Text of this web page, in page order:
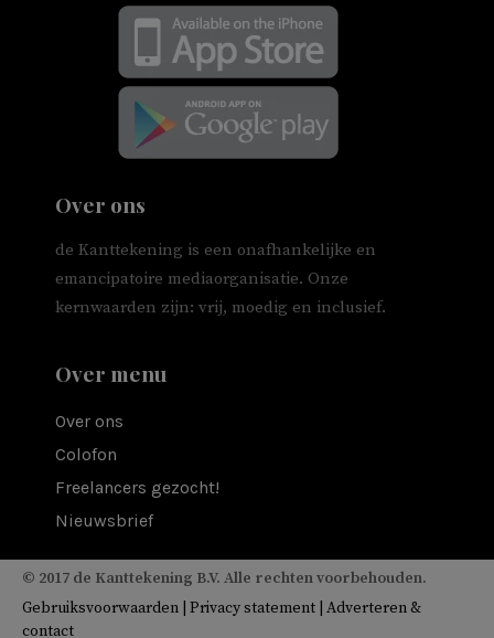
Over ons
de Kanttekening is een onafhankelijke en
emancipatoire mediaorganisatie. Onze
kernwaarden zijn: vrij, moedig en inclusief.
Over menu
Over ons
Colofon
Freelancers gezocht!
Nieuwsbrief
© 2017 de Kanttekening B.V. Alle rechten voorbehouden.
Gebruiksvoorwaarden Privacy statement Adverteren &
contact